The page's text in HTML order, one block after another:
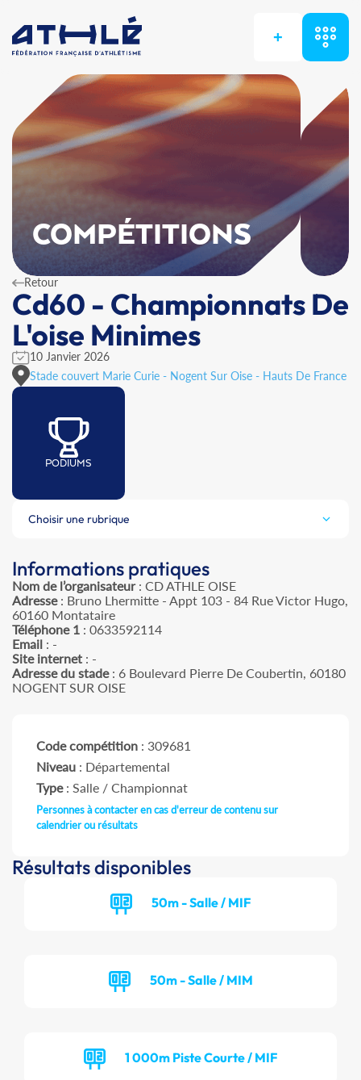
+
COMPÉTITIONS
Retour
Cd60 - Championnats De
L'oise Minimes
10 Janvier 2026
Stade couvert Marie Curie - Nogent Sur Oise - Hauts De France
PODIUMS
Choisir une rubrique
Informations pratiques
Nom de l’organisateur: CD ATHLE OISE
Adresse: Bruno Lhermitte - Appt 103 - 84 Rue Victor Hugo,
60160 Montataire
Téléphone 1 : 0633592114
Email : -
Site internet : -
Adresse du stade: 6 Boulevard Pierre De Coubertin, 60180
NOGENT SUR OISE
Code compétition : 309681
Niveau : Départemental
Type: Salle / Championnat
Personnes à contacter en cas d'erreur de contenu sur
calendrier ou résultats
Résultats disponibles
50m - Salle / MIF
50m - Salle / MIM
1 000m Piste Courte / MIF